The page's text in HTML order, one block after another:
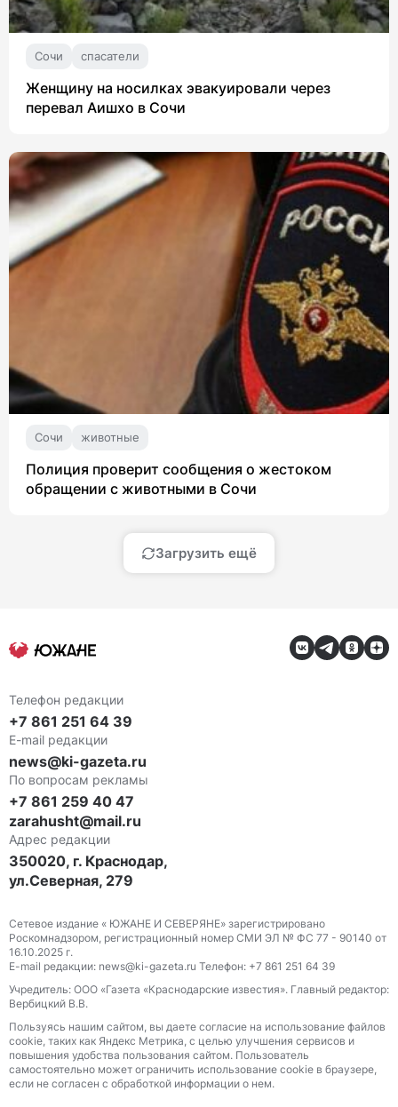
Сочи спасатели
Женщину на носилках эвакуировали через
перевал Аишхо в Сочи
Сочи животные
Полиция проверит сообщения о жестоком
обращении с животными в Сочи
Загрузить ещё
Телефон редакции
+7 861 251 64 39
E-mail редакции
news@ki-gazeta.ru
По вопросам рекламы
+7 861 259 40 47
zarahusht@mail.ru
Адрес редакции
350020, г. Краснодар,
ул.Северная, 279
Сетевое издание « ЮЖАНЕ И СЕВЕРЯНЕ» зарегистрировано
Роскомнадзором, регистрационный номер СМИ ЭЛ № ФС 77 - 90140 от
16.10.2025 г.
E-mail редакции: news@ki-gazeta.ru Телефон: +7 861 251 64 39
Учредитель: ООО «Газета «Краснодарские известия». Главный редактор:
Вербицкий В.В.
Пользуясь нашим сайтом, вы даете согласие на использование файлов
сооkіе, таких как Яндекс Метрика, с целью улучшения сервисов и
повышения удобства пользования сайтом. Пользователь
самостоятельно может ограничить использование сооkіе в браузере,
если не согласен с обработкой информации о нем.